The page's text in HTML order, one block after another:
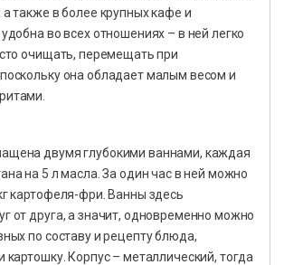
также в более крупных кафе и
во всех отношениях – в ней легко
очищать, перемещать при
она обладает малым весом и
двумя глубокими ваннами, каждая
на 5 л масла. За один час в ней можно
картофеля-фри. Ванны здесь
от друга, а значит, одновременно можно
по составу и рецепту блюда,
картошку. Корпус – металлический, тогда